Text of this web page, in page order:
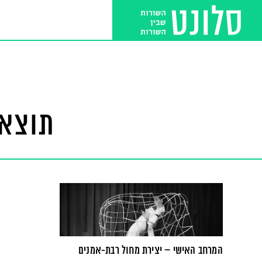
המרחב האישי – יצירת מחול רבת-אמנים